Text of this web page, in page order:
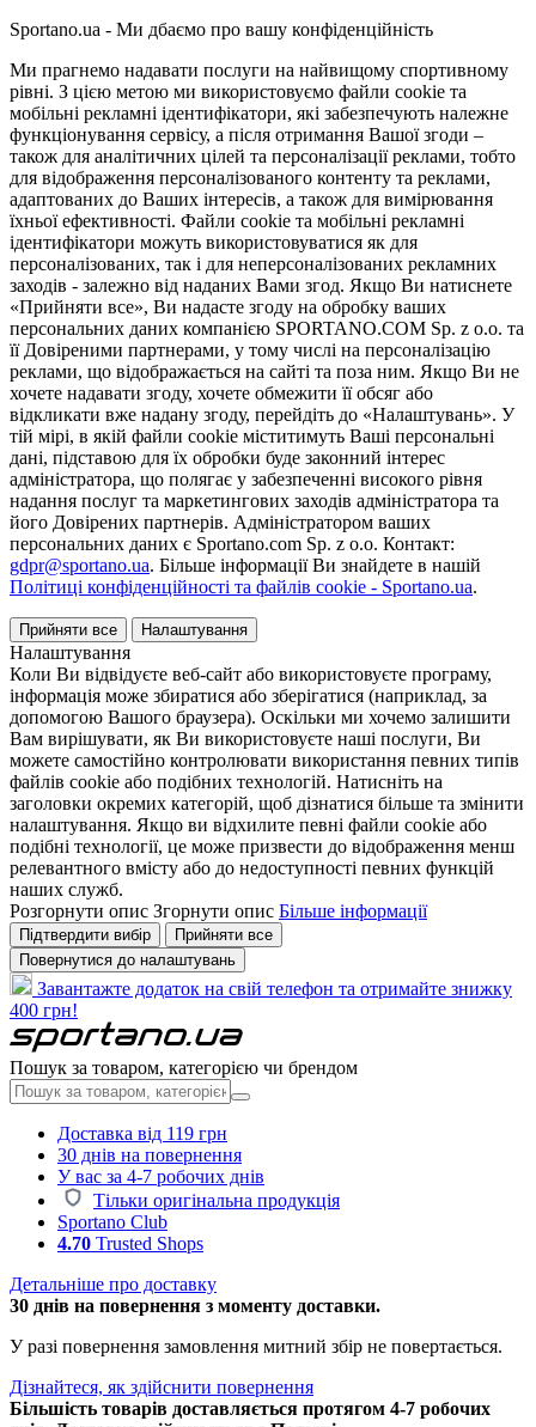
Sportano.ua - Ми дбаємо про вашу конфіденційність
Ми прагнемо надавати послуги на найвищому спортивному
рівні. З цією метою ми використовуємо файли cookie та
мобільні рекламні ідентифікатори, які забезпечують належне
функціонування сервісу, а після отримання Вашої згоди –
також для аналітичних цілей та персоналізації реклами, тобто
для відображення персоналізованого контенту та реклами,
адаптованих до Ваших інтересів, а також для вимірювання
їхньої ефективності. Файли cookie та мобільні рекламні
ідентифікатори можуть використовуватися як для
персоналізованих, так і для неперсоналізованих рекламних
заходів - залежно від наданих Вами згод. Якщо Ви натиснете
«Прийняти все», Ви надасте згоду на обробку ваших
персональних даних компанією SPORTANO.COM Sp. z o.o. та
її Довіреними партнерами, у тому числі на персоналізацію
реклами, що відображається на сайті та поза ним. Якщо Ви не
хочете надавати згоду, хочете обмежити її обсяг або
відкликати вже надану згоду, перейдіть до «Налаштувань». У
тій мірі, в якій файли cookie міститимуть Ваші персональні
дані, підставою для їх обробки буде законний інтерес
адміністратора, що полягає у забезпеченні високого рівня
надання послуг та маркетингових заходів адміністратора та
його Довірених партнерів. Адміністратором ваших
персональних даних є Sportano.com Sp. z o.o. Контакт:
gdpr@sportano.ua. Більше інформації Ви знайдете в нашій
Політиці конфіденційності та файлів cookie - Sportano.ua.
Прийняти все Налаштування
Налаштування
Коли Ви відвідуєте веб-сайт або використовуєте програму,
інформація може збиратися або зберігатися (наприклад, за
допомогою Вашого браузера). Оскільки ми хочемо залишити
Вам вирішувати, як Ви використовуєте наші послуги, Ви
можете самостійно контролювати використання певних типів
файлів cookie або подібних технологій. Натисніть на
заголовки окремих категорій, щоб дізнатися більше та змінити
налаштування. Якщо ви відхилите певні файли cookie або
подібні технології, це може призвести до відображення менш
релевантного вмісту або до недоступності певних функцій
наших служб.
Розгорнути опис Згорнути опис Більше інформації
Підтвердити вибір
Прийняти все
Повернутися до налаштувань
Завантажте додаток на свій телефон та отримайте знижку
400 грн!
Пошук за товаром, категорією чи брендом
Доставка від 119 грн
30 днів на повернення
У вас за 4-7 робочих днів
Тільки оригінальна продукція
Sportano Club
4.70 Trusted Shops
Детальніше про доставку
30 днів на повернення з моменту доставки.
У разі повернення замовлення митний збір не повертається.
Дізнайтеся, як здійснити повернення
Більшість товарів доставляється протягом 4-7 робочих